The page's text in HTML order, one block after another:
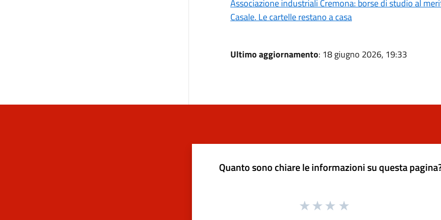
Associazione industriali Cremona: borse di studio al
Casale. Le cartelle restano a casa
Ultimo aggiornamento: 18 giugno 2026, 19:33
Quanto sono chiare le informazioni su questa